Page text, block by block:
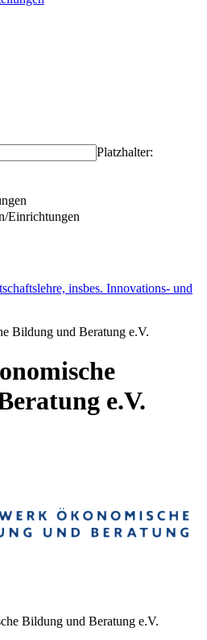
Platzhalter:
Einrichtungen
insbes. Innovations- und
Bildung und Beratung e.V.
e.V.
Bildung und Beratung e.V.